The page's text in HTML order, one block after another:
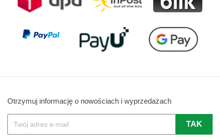
Otrzymuj informację o nowościach i wyprzedażach